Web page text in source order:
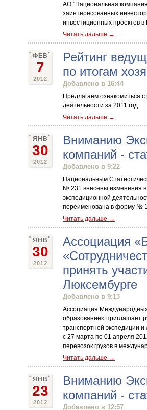
АО "Национальная
заинтересованных
инвестиционных проектов
Читать дальше →
ФЕВ
7
2012
Рейтинг
по итогам
Добавлено в 16:44
Предлагаем ознакомиться
деятельности за 2011 год.
Читать дальше →
ЯНВ
30
2012
Вниманию
компаний -
Добавлено в 9:22
Национальным
№ 231 внесены изменения в
экспедиционной
переименована в форму № 1
Читать дальше →
ЯНВ
30
2012
Ассоциация
принять
Люксембурге
Добавлено в 9:13
Ассоциация
образование» приглашает
транспортной экспедиции
с 27 марта по 01 апреля
перевозок грузов в
Читать дальше →
ЯНВ
23
2012
Вниманию
компаний -
Добавлено в 12:57